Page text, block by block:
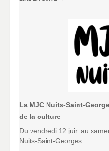
La MJC Nuits-Saint-
de la culture
Du vendredi 12 juin au
Nuits-Saint-Georges